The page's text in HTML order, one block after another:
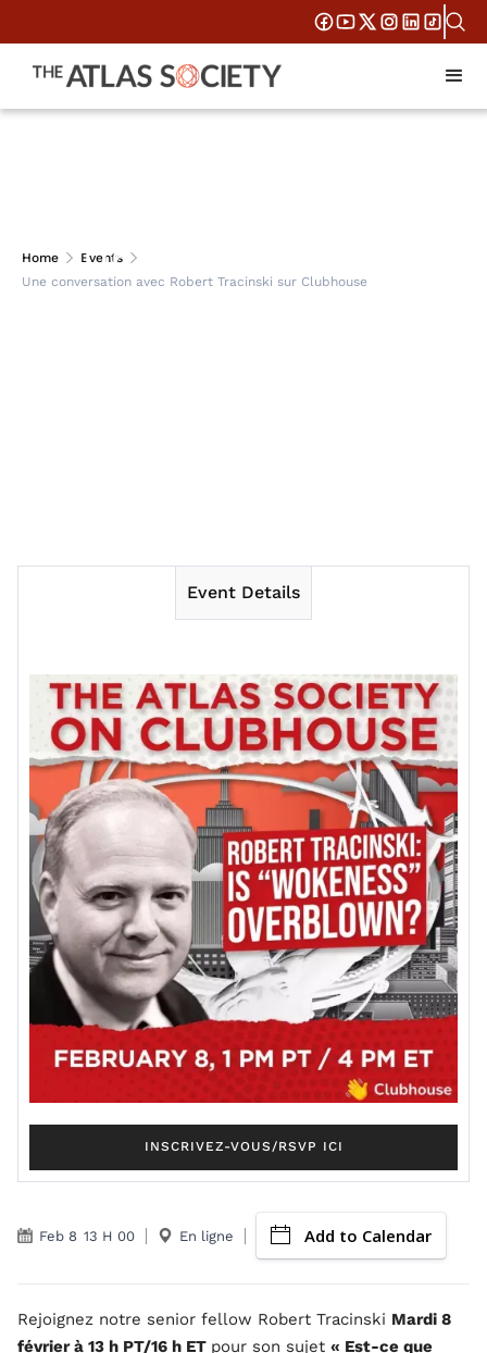
Home
Events
Une conversation avec Robert Tracinski sur Clubhouse
Une conversation
Event Details
INSCRIVEZ-VOUS/RSVP ICI
Feb 8 13 H 00 En ligne Add to Calendar
Rejoignez notre senior fellow Robert Tracinski Mardi 8
février à 13 h PT/16 h ET pour son sujet « Est-ce que